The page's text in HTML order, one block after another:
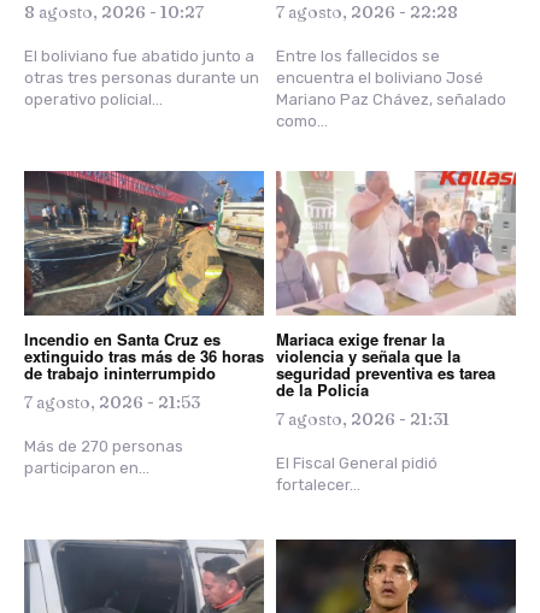
8 agosto, 2026 - 10:27
El boliviano fue abatido junto a
otras tres personas durante un
operativo policial...
7 agosto, 2026 - 22:28
Entre los fallecidos se
encuentra el boliviano José
Mariano Paz Chávez, señalado
como...
Incendio en Santa Cruz es
extinguido tras más de 36 horas
de trabajo ininterrumpido
7 agosto, 2026 - 21:53
Más de 270 personas
participaron en...
Mariaca exige frenar la
violencia y señala que la
seguridad preventiva es tarea
de la Policía
7 agosto, 2026 - 21:31
El Fiscal General pidió
fortalecer...